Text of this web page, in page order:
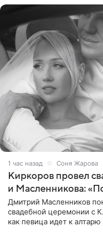
1 час назад Соня Жарова
Киркоров провел
и Масленникова:
Дмитрий Масленников
свадебной церемонии с
как певица идет к